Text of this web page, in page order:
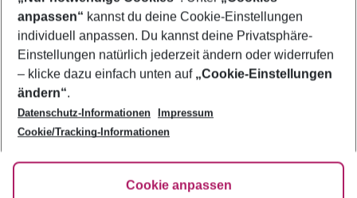
Footer
Footer navigation
Über uns
AGB
Bestpreisgarantie
Cookie-Einstellungen ändern
Cookie-Richtlinie
Agenturbetreuung
Barrierefreies Reisen
FAQ
HanseMerkur Reiseversicherung
Folge uns
anpassen“ kannst du deine Cookie-Einstellungen
individuell anpassen. Du kannst deine Privatsphäre-
Einstellungen natürlich jederzeit ändern oder widerrufen
– klicke dazu einfach unten auf „Cookie-Einstellungen
ändern“.
Datenschutz-Informationen
Impressum
Cookie/Tracking-Informationen
Cookie anpassen